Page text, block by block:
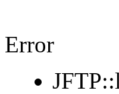
Error